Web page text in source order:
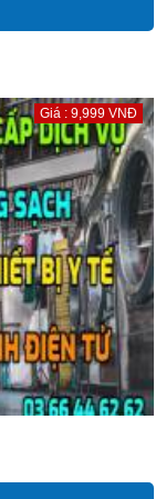
Giá : 9,999 VNĐ